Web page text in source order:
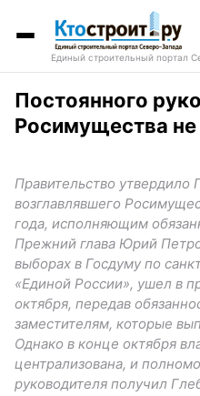
Единый строительный портал
Постоянного
Росимущества
Правительство утвердило
возглавлявшего
года, исполняющим
Прежний глава Юрий
выборах в Госдуму по
«Единой России», ушел в
октября, передав
заместителям, которые
Однако в конце октября
централизована, и
руководителя получил